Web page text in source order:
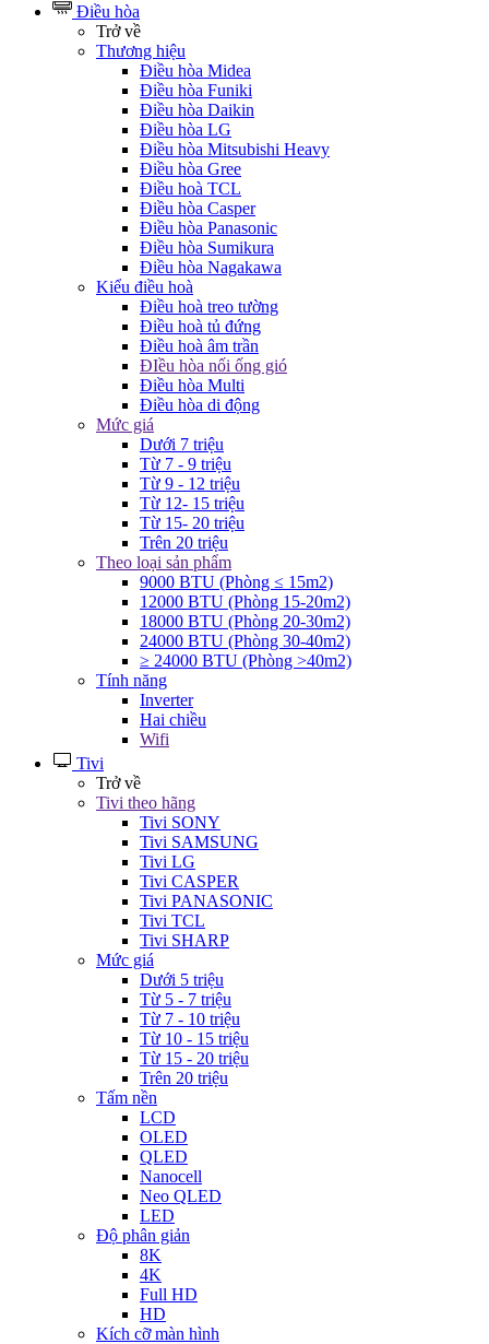
Điều hòa
Trở về
Thương hiệu
Điều hòa Midea
Điều hòa Funiki
Điều hòa Daikin
Điều hòa LG
Điều hòa Mitsubishi Heavy
Điều hòa Gree
Điều hoà TCL
Điều hòa Casper
Điều hòa Panasonic
Điều hòa Sumikura
Điều hòa Nagakawa
Kiểu điều hoà
Điều hoà treo tường
Điều hoà tủ đứng
Điều hoà âm trần
ĐIều hòa nối ống gió
Điều hòa Multi
Điều hòa di động
Mức giá
Dưới 7 triệu
Từ 7 - 9 triệu
Từ 9 - 12 triệu
Từ 12- 15 triệu
Từ 15- 20 triệu
Trên 20 triệu
Theo loại sản phẩm
9000 BTU (Phòng ≤ 15m2)
12000 BTU (Phòng 15-20m2)
18000 BTU (Phòng 20-30m2)
24000 BTU (Phòng 30-40m2)
≥ 24000 BTU (Phòng >40m2)
Tính năng
Inverter
Hai chiều
Wifi
Tivi
Trở về
Tivi theo hãng
Tivi SONY
Tivi SAMSUNG
Tivi LG
Tivi CASPER
Tivi PANASONIC
Tivi TCL
Tivi SHARP
Mức giá
Dưới 5 triệu
Từ 5 - 7 triệu
Từ 7 - 10 triệu
Từ 10 - 15 triệu
Từ 15 - 20 triệu
Trên 20 triệu
Tấm nền
LCD
OLED
QLED
Nanocell
Neo QLED
LED
Độ phân giản
8K
4K
Full HD
HD
Kích cỡ màn hình